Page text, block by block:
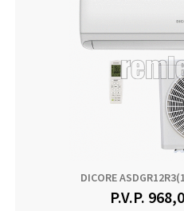
DICORE
P.V.P.